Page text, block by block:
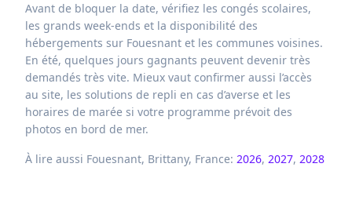
Avant de bloquer la date, vérifiez les congés scolaires,
les grands week-ends et la disponibilité des
hébergements sur Fouesnant et les communes voisines.
En été, quelques jours gagnants peuvent devenir très
demandés très vite. Mieux vaut confirmer aussi l’accès
au site, les solutions de repli en cas d’averse et les
horaires de marée si votre programme prévoit des
photos en bord de mer.
À lire aussi Fouesnant, Brittany, France: 2026, 2027, 2028